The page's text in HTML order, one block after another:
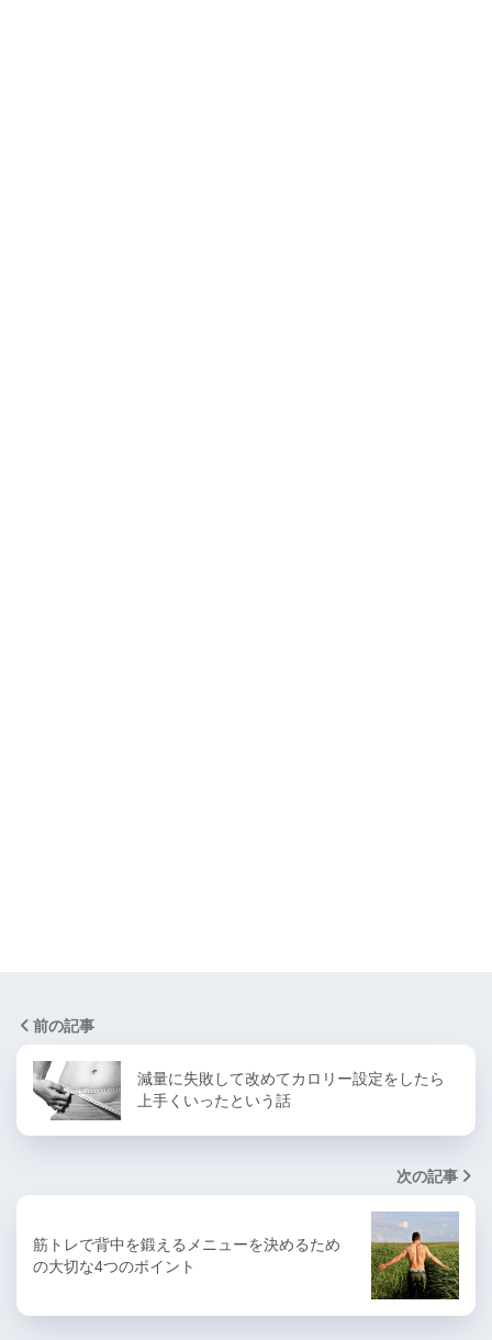
前の記事
減量に失敗して改めてカロリー設定をしたら
上手くいったという話
次の記事
筋トレで背中を鍛えるメニューを決めるため
の大切な4つのポイント